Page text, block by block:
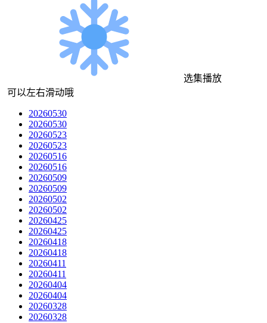
选集播放
可以左右滑动哦
20260530
20260530
20260523
20260523
20260516
20260516
20260509
20260509
20260502
20260502
20260425
20260425
20260418
20260418
20260411
20260411
20260404
20260404
20260328
20260328